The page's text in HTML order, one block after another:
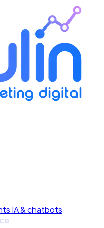
IA & chatbots